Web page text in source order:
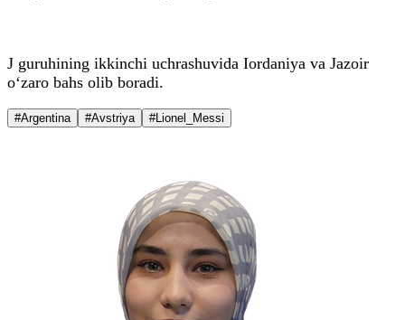
J guruhining ikkinchi uchrashuvida Iordaniya va Jazoir
o‘zaro bahs olib boradi.
#Argentina #Avstriya #Lionel_Messi